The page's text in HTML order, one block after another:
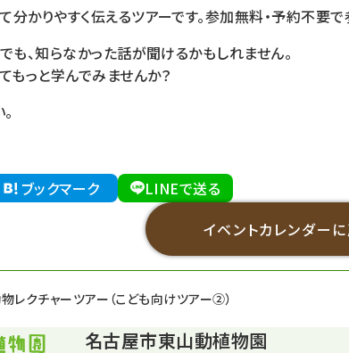
レクチャーツアー（こども向けツアー②）
かりやすく伝えるツアーです。参加無料・予約不要で
も、知らなかった話が聞けるかもしれません。
もっと学んでみませんか？
ブックマーク
LINEで送る
イベントカレンダー
名古屋市東山動植物園